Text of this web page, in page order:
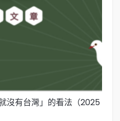
沒有台灣」的看法（2025